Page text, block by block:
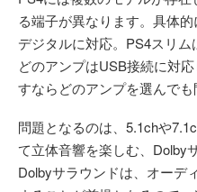
る端子が異なります。具体
デジタルに対応。PS4スリ
どのアンプはUSB接続に対
すならどのアンプを選んでも
問題となるのは、5.1chや
て立体音響を楽しむ、Dolby
Dolbyサラウンドは、オーデ